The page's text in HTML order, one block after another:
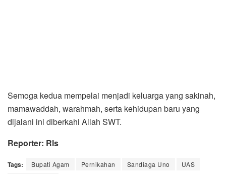
Semoga kedua mempelai menjadi keluarga yang sakinah,
mamawaddah, warahmah, serta kehidupan baru yang
dijalani ini diberkahi Allah SWT.
Reporter: Rls
Tags: Bupati Agam Pernikahan Sandiaga Uno
UAS